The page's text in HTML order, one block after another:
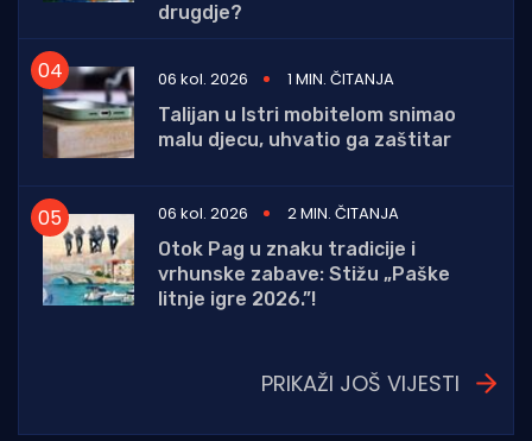
drugdje?
06 kol. 2026
1 MIN. ČITANJA
Talijan u Istri mobitelom snimao
malu djecu, uhvatio ga zaštitar
06 kol. 2026
2 MIN. ČITANJA
Otok Pag u znaku tradicije i
vrhunske zabave: Stižu „Paške
litnje igre 2026.”!
PRIKAŽI JOŠ VIJESTI